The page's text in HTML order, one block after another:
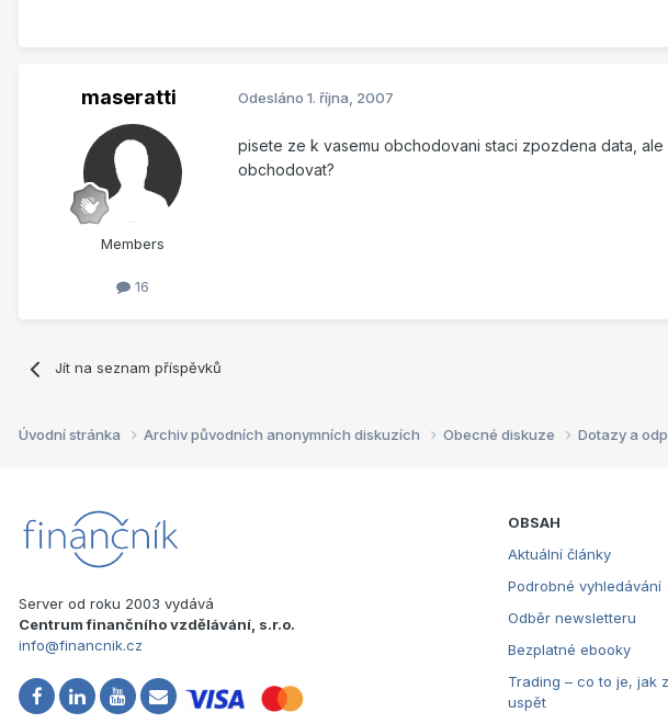
maseratti
Members
16
Odesláno 1. října, 2007
pisete ze k vasemu obchodovani staci zpozdena data,
obchodovat?
Jít na seznam příspěvků
Úvodní stránka Archiv původních anonymních diskuzích Obecné diskuze Dotazy a
Server od roku 2003 vydává
Centrum finančního vzdělávání, s.r.o.
info@financnik.cz
OBSAH
Aktuální články
Podrobné vyhledávání
Odběr newsletteru
Bezplatné ebooky
Trading – co to je, jak
uspět